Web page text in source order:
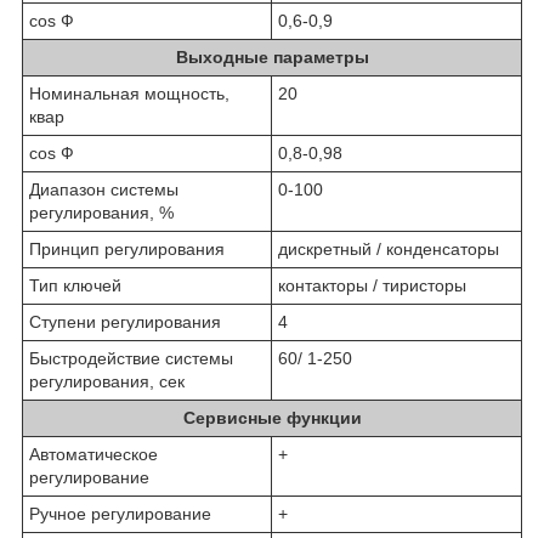
cos Ф
0,6-0,9
Выходные параметры
Номинальная мощность,
квар
20
cos Ф
0,8-0,98
Диапазон системы
регулирования, %
0-100
Принцип регулирования
дискретный / конденсаторы
Тип ключей
контакторы / тиристоры
Ступени регулирования
4
Быстродействие системы
регулирования, сек
60/ 1-250
Сервисные функции
Автоматическое
регулирование
+
Ручное регулирование
+